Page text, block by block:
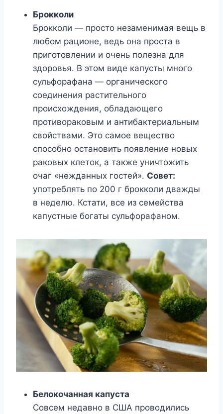
Брокколи
Брокколи — просто незаменимая вещь в
любом рационе, ведь она проста в
приготовлении и очень полезна для
здоровья. В этом виде капусты много
сульфорафана — органического
соединения растительного
происхождения, обладающего
противораковым и антибактериальным
свойствами. Это самое вещество
способно остановить появление новых
раковых клеток, а также уничтожить
очаг «нежданных гостей». Совет:
употреблять по 200 г брокколи дважды
в неделю. Кстати, все из семейства
капустные богаты сульфорафаном.
Белокочанная капуста
Совсем недавно в США проводились